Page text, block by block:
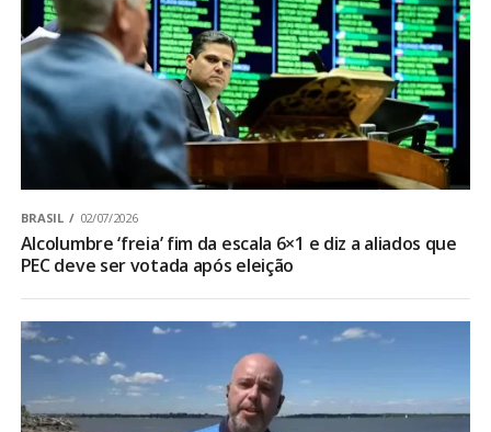
BRASIL 02/07/2026
Alcolumbre ‘freia’ fim da escala 6×1 e diz a aliados que
PEC deve ser votada após eleição